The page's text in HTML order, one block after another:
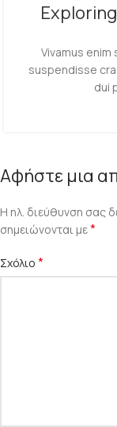
Vivamus
suspendisse
dui
Αφήστε μια
Η ηλ. διεύθυνση σας
σημειώνονται με*
Σχόλιο *